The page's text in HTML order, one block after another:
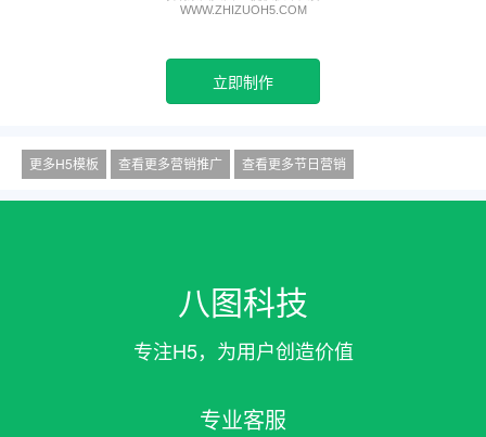
立即制作
更多H5模板 查看更多营销推广 查看更多节日营销
八图科技
专注H5，为用户创造价值
专业客服